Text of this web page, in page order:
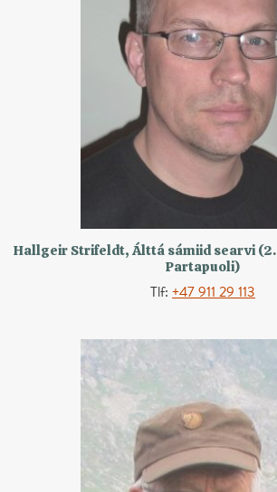
Hallgeir Strifeldt, Álttá sámiid searvi
Partapuoli)
Tlf: +47 911 29 113